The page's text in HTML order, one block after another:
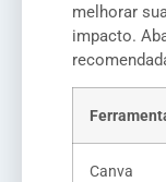
melhorar
impacto.
Canva